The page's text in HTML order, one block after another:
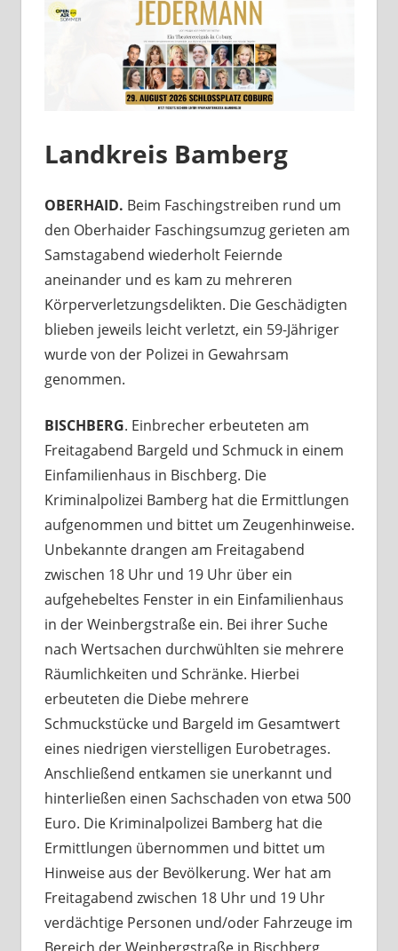
Landkreis Bamberg
OBERHAID. Beim Faschingstreiben rund um
den Oberhaider Faschingsumzug gerieten am
Samstagabend wiederholt Feiernde
aneinander und es kam zu mehreren
Körperverletzungsdelikten. Die Geschädigten
blieben jeweils leicht verletzt, ein 59-Jähriger
wurde von der Polizei in Gewahrsam
genommen.
BISCHBERG. Einbrecher erbeuteten am
Freitagabend Bargeld und Schmuck in einem
Einfamilienhaus in Bischberg. Die
Kriminalpolizei Bamberg hat die Ermittlungen
aufgenommen und bittet um Zeugenhinweise.
Unbekannte drangen am Freitagabend
zwischen 18 Uhr und 19 Uhr über ein
aufgehebeltes Fenster in ein Einfamilienhaus
in der Weinbergstraße ein. Bei ihrer Suche
nach Wertsachen durchwühlten sie mehrere
Räumlichkeiten und Schränke. Hierbei
erbeuteten die Diebe mehrere
Schmuckstücke und Bargeld im Gesamtwert
eines niedrigen vierstelligen Eurobetrages.
Anschließend entkamen sie unerkannt und
hinterließen einen Sachschaden von etwa 500
Euro. Die Kriminalpolizei Bamberg hat die
Ermittlungen übernommen und bittet um
Hinweise aus der Bevölkerung. Wer hat am
Freitagabend zwischen 18 Uhr und 19 Uhr
verdächtige Personen und/oder Fahrzeuge im
Bereich der Weinbergstraße in Bischberg